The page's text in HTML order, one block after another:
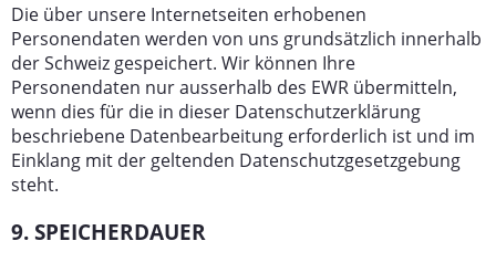
Die über unsere Internetseiten erhobenen
Personendaten werden von uns grundsätzlich innerhalb
der Schweiz gespeichert. Wir können Ihre
Personendaten nur ausserhalb des EWR übermitteln,
wenn dies für die in dieser Datenschutzerklärung
beschriebene Datenbearbeitung erforderlich ist und im
Einklang mit der geltenden Datenschutzgesetzgebung
steht.
9. SPEICHERDAUER